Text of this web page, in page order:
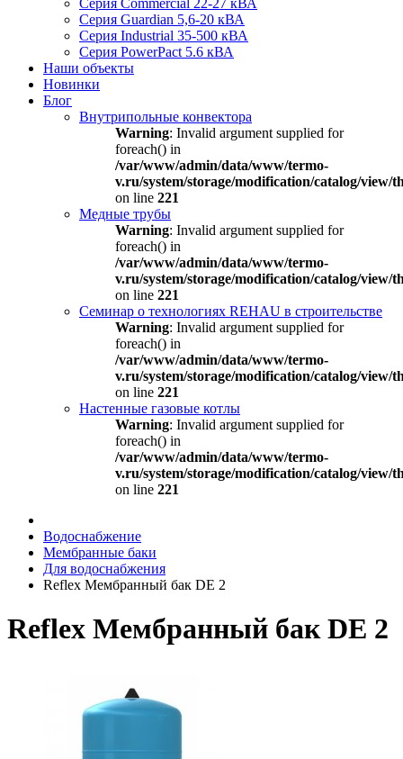
Серия Commercial 22-27 кВА
Серия Guardian 5,6-20 кВА
Серия Industrial 35-500 кВА
Серия PowerPact 5.6 кВА
Наши объекты
Новинки
Блог
Внутрипольные конвектора
Warning: Invalid argument supplied for
foreach() in
/var/www/admin/data/www/termo-
v.ru/system/storage/modification/catalog/view/
on line 221
Медные трубы
Warning: Invalid argument supplied for
foreach() in
/var/www/admin/data/www/termo-
v.ru/system/storage/modification/catalog/view/
on line 221
Семинар о технологиях REHAU в строительстве
Warning: Invalid argument supplied for
foreach() in
/var/www/admin/data/www/termo-
v.ru/system/storage/modification/catalog/view/
on line 221
Настенные газовые котлы
Warning: Invalid argument supplied for
foreach() in
/var/www/admin/data/www/termo-
v.ru/system/storage/modification/catalog/view/
on line 221
Водоснабжение
Мембранные баки
Для водоснабжения
Reflex Мембранный бак DE 2
Reflex Мембранный бак DE 2